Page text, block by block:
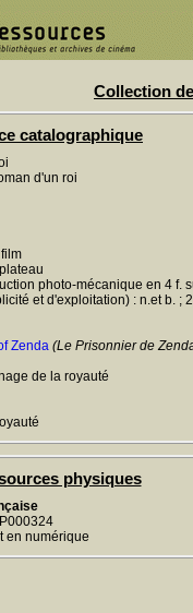
Collection
catalographique
d'un roi
photo-mécanique en 4 f.
et d'exploitation) : n.et b. ;
Zenda (Le Prisonnier de
de la royauté
physiques
en numérique